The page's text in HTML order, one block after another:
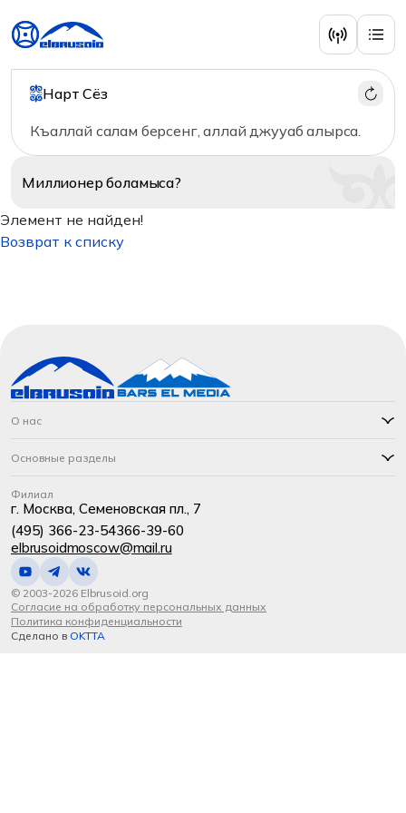
Нарт Сёз
Къаллай салам берсенг, аллай джууаб алырса.
Миллионерболамыса?
Элемент не найден!
Возврат к списку
О нас
Основные разделы
Филиал
г. Москва, Семеновская пл., 7
(495) 366-23-54366-39-60
elbrusoidmoscow@mail.ru
© 2003-2026 Elbrusoid.org
Согласие на обработку персональных данных
Политика конфиденциальности
Сделано в OKTTA